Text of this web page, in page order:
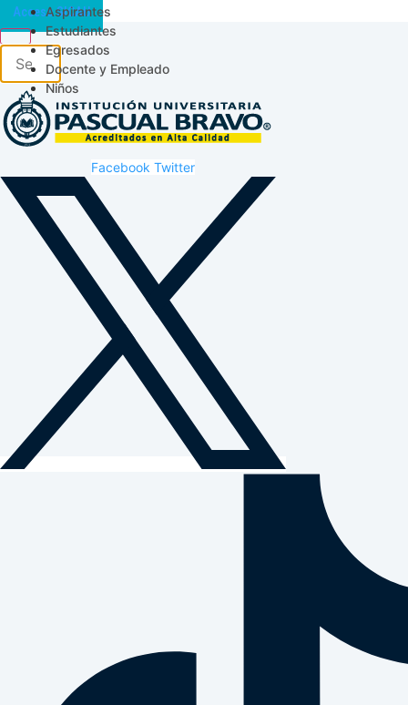
Aspirantes
Estudiantes
Egresados
Docente y Empleado
Niños
Acceso SICAU
Facebook Twitter